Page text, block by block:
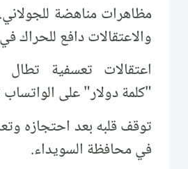
مظاهرات مناهضة
والاعتقالات دافع للحراك
اعتقالات تعسفية
"كلمة دولار" على الواتساب
توقف قلبه بعد احتجازه
في محافظة السويداء.